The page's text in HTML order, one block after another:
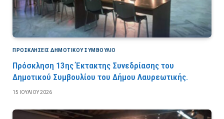
ΠΡΟΣΚΛΉΣΕΙΣ ΔΗΜΟΤΙΚΟΎ ΣΥΜΒΟΎΛΙΟ
Πρόσκληση 13ης Έκτακτης Συνεδρίασης του
Δημοτικού Συμβουλίου του Δήμου Λαυρεωτικής.
15 ΙΟΥΛΊΟΥ 2026